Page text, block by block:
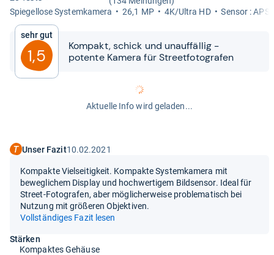
Spie­gel­lose Sys­tem­ka­mera
26,1 MP 4K/Ultra HD Sen­sor : APS-
Sehr gut
1,5
Kom­pakt, schick und unauf­fäl­lig -​​
potente Kamera für Street­fo­to­gra­fen
Aktuelle Info wird geladen...
Unser Fazit10.02.2021
Kompakte Vielseitigkeit. Kompakte Systemkamera mit
beweglichem Display und hochwertigem Bildsensor. Ideal für
Street-Fotografen, aber möglicherweise problematisch bei
Nutzung mit größeren Objektiven.
Vollständiges Fazit lesen
Stärken
Kompaktes Gehäuse